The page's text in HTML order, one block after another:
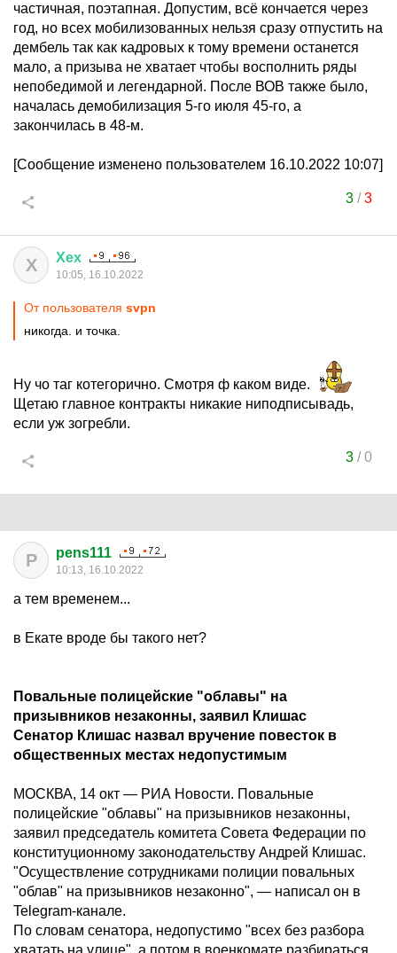
частичная, поэтапная. Допустим, всё кончается через
год, но всех мобилизованных нельзя сразу отпустить на
дембель так как кадровых к тому времени останется
мало, а призыва не хватает чтобы восполнить ряды
непобедимой и легендарной. После ВОВ также было,
началась демобилизация 5-го июля 45-го, а
закончилась в 48-м.
[Сообщение изменено пользователем 16.10.2022 10:07]
3/3
Х Хех
10:05, 16.10.2022
От пользователя svpn
никогда. и точка.
Ну чо таг котегорично. Смотря ф каком виде.
Щетаю главное контракты никакие ниподписывадь,
если уж зогребли.
3/0
P pens111
10:13, 16.10.2022
а тем временем...
в Екате вроде бы такого нет?
Повальные полицейские "облавы" на
призывников незаконны, заявил Клишас
Сенатор Клишас назвал вручение повесток в
общественных местах недопустимым
МОСКВА, 14 окт — РИА Новости. Повальные
полицейские "облавы" на призывников незаконны,
заявил председатель комитета Совета Федерации по
конституционному законодательству Андрей Клишас.
"Осуществление сотрудниками полиции повальных
"облав" на призывников незаконно", — написал он в
Telegram-канале.
По словам сенатора, недопустимо "всех без разбора
хватать на улице", а потом в военкомате разбираться,